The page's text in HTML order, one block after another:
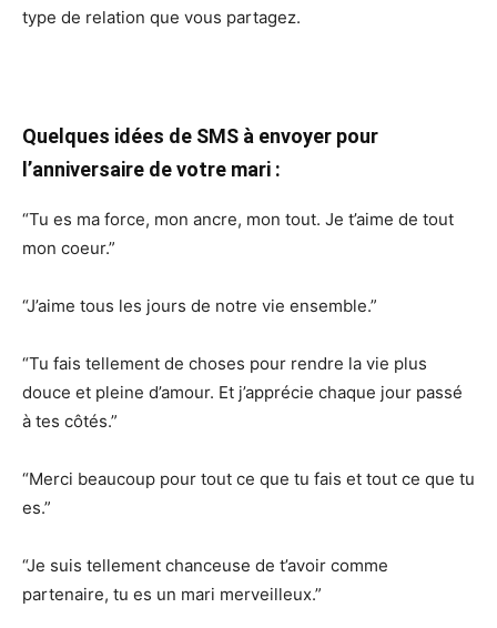
type de relation que vous partagez.
Quelques idées de SMS à envoyer pour
l’anniversaire de votre mari :
“Tu es ma force, mon ancre, mon tout. Je t’aime de tout
mon coeur.”
“J’aime tous les jours de notre vie ensemble.”
“Tu fais tellement de choses pour rendre la vie plus
douce et pleine d’amour. Et j’apprécie chaque jour passé
à tes côtés.”
“Merci beaucoup pour tout ce que tu fais et tout ce que tu
es.”
“Je suis tellement chanceuse de t’avoir comme
partenaire, tu es un mari merveilleux.”